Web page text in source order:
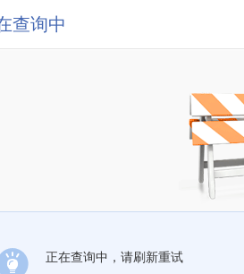
查询中
正在查询中，请刷新重试